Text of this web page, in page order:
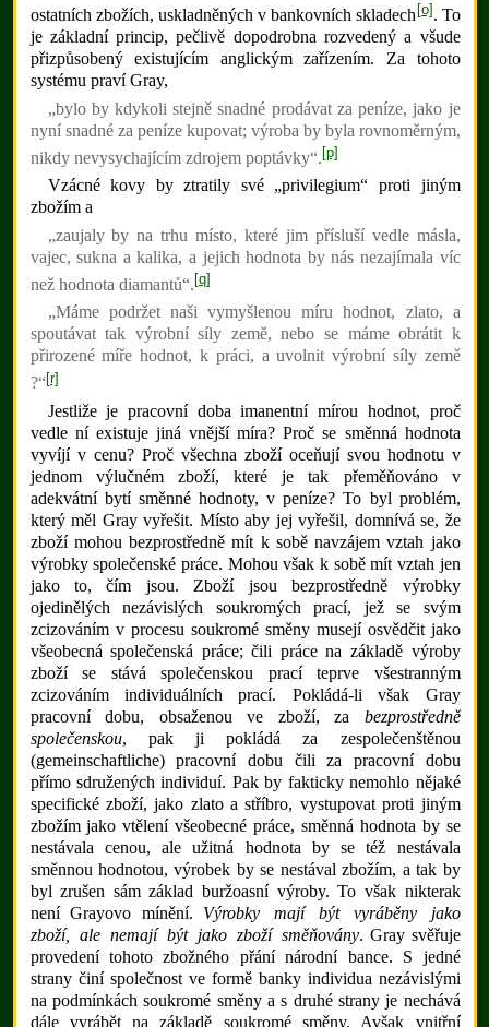
ostatních zbožích, uskladněných v bankovních skladech [o] . To
je základní princip, pečlivě dopodrobna rozvedený a všude
přizpůsobený existujícím anglickým zařízením. Za tohoto
systému praví Gray,
„bylo by kdykoli stejně snadné prodávat za peníze, jako je
nyní snadné za peníze kupovat; výroba by byla rovnoměrným,
nikdy nevysychajícím zdrojem poptávky“. [p]
Vzácné kovy by ztratily své „privilegium“ proti jiným
zbožím a
„zaujaly by na trhu místo, které jim přísluší vedle másla,
vajec, sukna a kalika, a jejich hodnota by nás nezajímala víc
než hodnota diamantů“. [q]
„Máme podržet naši vymyšlenou míru hodnot, zlato, a
spoutávat tak výrobní síly země, nebo se máme obrátit k
přirozené míře hodnot, k práci, a uvolnit výrobní síly země
?“[r]
Jestliže je pracovní doba imanentní mírou hodnot, proč
vedle ní existuje jiná vnější míra? Proč se směnná hodnota
vyvíjí v cenu? Proč všechna zboží oceňují svou hodnotu v
jednom výlučném zboží, které je tak přeměňováno v
adekvátní bytí směnné hodnoty, v peníze? To byl problém,
který měl Gray vyřešit. Místo aby jej vyřešil, domnívá se, že
zboží mohou bezprostředně mít k sobě navzájem vztah jako
výrobky společenské práce. Mohou však k sobě mít vztah jen
jako to, čím jsou. Zboží jsou bezprostředně výrobky
ojedinělých nezávislých soukromých prací, jež se svým
zcizováním v procesu soukromé směny musejí osvědčit jako
všeobecná společenská práce; čili práce na základě výroby
zboží se stává společenskou prací teprve všestranným
zcizováním individuálních prací. Pokládá-li však Gray
pracovní dobu, obsaženou ve zboží, za bezprostředně
společenskou, pak ji pokládá za zespolečenštěnou
(gemeinschaftliche) pracovní dobu čili za pracovní dobu
přímo sdružených individuí. Pak by fakticky nemohlo nějaké
specifické zboží, jako zlato a stříbro, vystupovat proti jiným
zbožím jako vtělení všeobecné práce, směnná hodnota by se
nestávala cenou, ale užitná hodnota by se též nestávala
směnnou hodnotou, výrobek by se nestával zbožím, a tak by
byl zrušen sám základ buržoasní výroby. To však nikterak
není Grayovo mínění. Výrobky mají být vyráběny jako
zboží, ale nemají být jako zboží směňovány. Gray svěřuje
provedení tohoto zbožného přání národní bance. S jedné
strany činí společnost ve formě banky individua nezávislými
na podmínkách soukromé směny a s druhé strany je nechává
dále vyrábět na základě soukromé směny. Avšak vnitřní